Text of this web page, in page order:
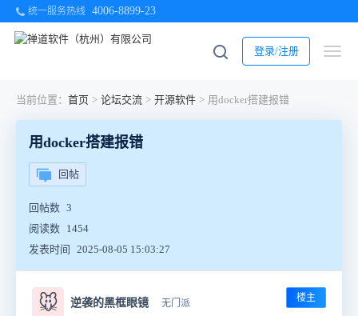
统一服务热线 4006-8899-23
登录/注册
当前位置： 首页 > 论坛交流 > 开源软件 > 用docker搭建报错
用docker搭建报错
回帖
回帖数 3
阅读数 1454
发表时间
2025-08-05 15:03:27
🐭 逆袭的黑框眼镜 无门派 楼主